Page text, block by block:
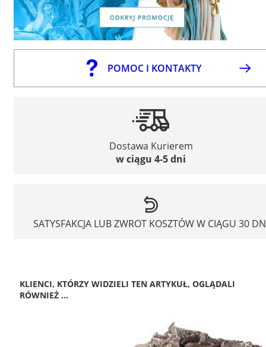
POMOC I KONTAKTY
Dostawa Kurierem
w ciągu 4-5 dni
SATYSFAKCJA LUB ZWROT KOSZTÓW W CIĄGU 30
KLIENCI, KTÓRZY WIDZIELI TEN ARTYKUŁ, OGLĄDALI
RÓWNIEŻ ...